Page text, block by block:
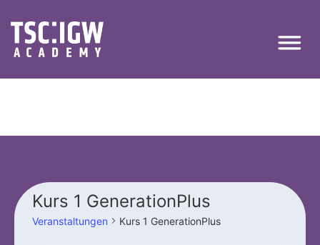
Kurs 1 GenerationPlus
Veranstaltungen Kurs 1 GenerationPlus